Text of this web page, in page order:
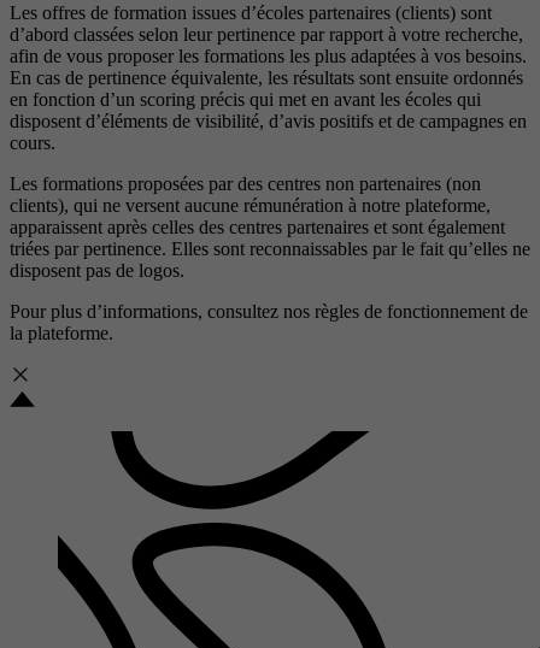
Les offres de formation issues d’écoles partenaires (clients) sont
d’abord classées selon leur pertinence par rapport à votre recherche,
afin de vous proposer les formations les plus adaptées à vos besoins.
En cas de pertinence équivalente, les résultats sont ensuite ordonnés
en fonction d’un scoring précis qui met en avant les écoles qui
disposent d’éléments de visibilité, d’avis positifs et de campagnes en
cours.
Les formations proposées par des centres non partenaires (non
clients), qui ne versent aucune rémunération à notre plateforme,
apparaissent après celles des centres partenaires et sont également
triées par pertinence. Elles sont reconnaissables par le fait qu’elles ne
disposent pas de logos.
Pour plus d’informations, consultez nos règles de fonctionnement de
la plateforme.